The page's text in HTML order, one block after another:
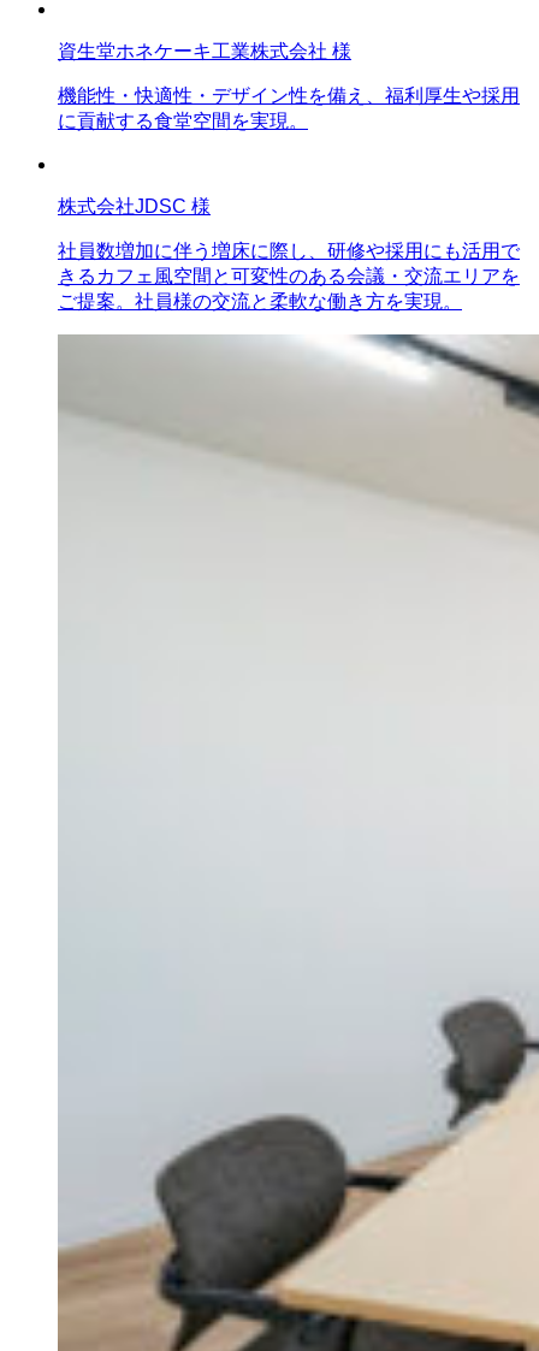
資生堂ホネケーキ工業株式会社 様
機能性・快適性・デザイン性を備え、福利厚生や採用
に貢献する食堂空間を実現。
株式会社JDSC 様
社員数増加に伴う増床に際し、研修や採用にも活用で
きるカフェ風空間と可変性のある会議・交流エリアを
ご提案。社員様の交流と柔軟な働き方を実現。